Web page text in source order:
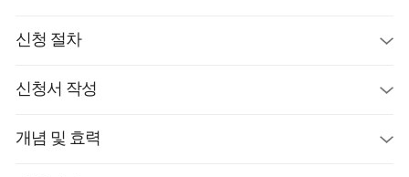
신청 절차
신청서 작성
개념 및 효력